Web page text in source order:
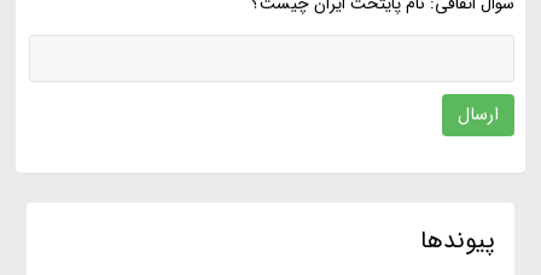
ارسال
پیوندها